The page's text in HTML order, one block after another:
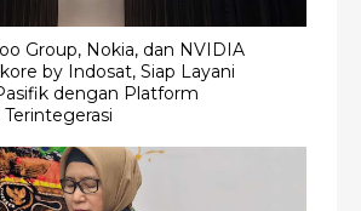
Group, Nokia, dan NVIDIA
by Indosat, Siap Layani
dengan Platform